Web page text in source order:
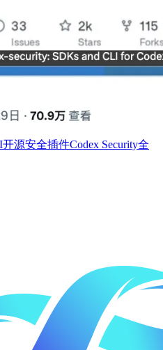
源安全插件Codex Security全